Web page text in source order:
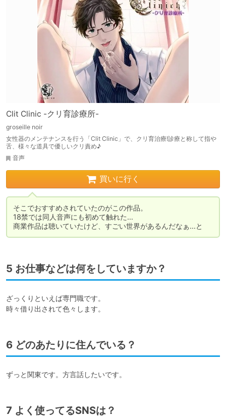
Clit Clinic -クリ育診療所-
groseille noir
女性器のメンテナンスを行う「Clit Clinic」で、クリ育治療!診療と称して指や
舌、様々な道具で優しいクリ責め♪
音声
買いに行く
そこでおすすめされていたのがこの作品。
18禁では同人音声にも初めて触れた…
商業作品は聴いていたけど、すごい世界があるんだなぁ…と
5 お仕事などは何をしていますか？
ざっくりといえば専門職です。
6 どのあたりに住んでいる？
ずっと関東です。方言話したいです。
7 よく使ってるSNSは？